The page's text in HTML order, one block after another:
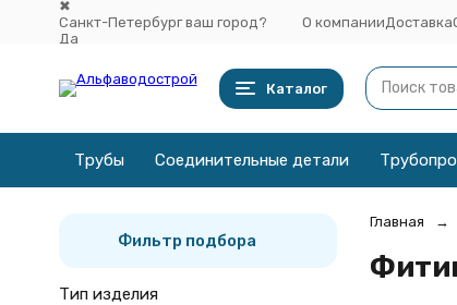
✖
Санкт-Петербург ваш город?
Да
О компании Доставка
Каталог
Трубы Соединительные детали
Главная
Фильтр подбора
Тип изделия